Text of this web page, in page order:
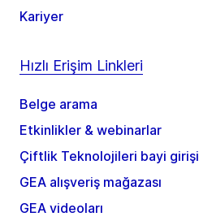
Kariyer
Hızlı Erişim Linkleri
Belge arama
Etkinlikler & webinarlar
Çiftlik Teknolojileri bayi girişi
GEA alışveriş mağazası
GEA videoları